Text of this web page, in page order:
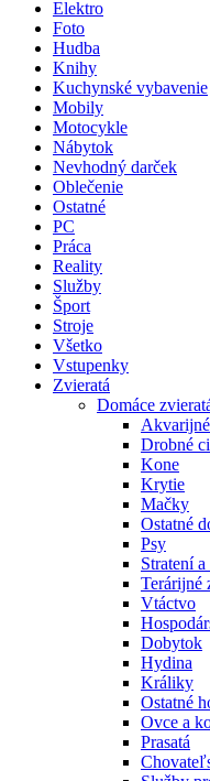
Elektro
Foto
Hudba
Knihy
Kuchynské vybavenie
Mobily
Motocykle
Nábytok
Nevhodný darček
Oblečenie
Ostatné
PC
Práca
Reality
Služby
Šport
Stroje
Všetko
Vstupenky
Zvieratá
Domáce
Drobné
Kone
Krytie
Mačky
Ostatné
Psy
Stratení
Terárijné
Vtáctvo
Dobytok
Hydina
Králiky
Ostatné
Ovce a
Prasatá